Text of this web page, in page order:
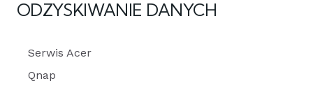
ODZYSKIWANIE DANYCH
Serwis Acer
Qnap